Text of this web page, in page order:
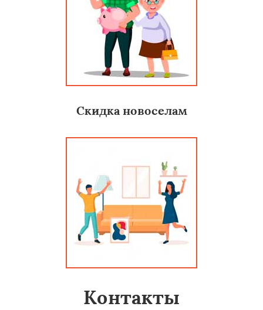
Скидка новоселам
Контакты